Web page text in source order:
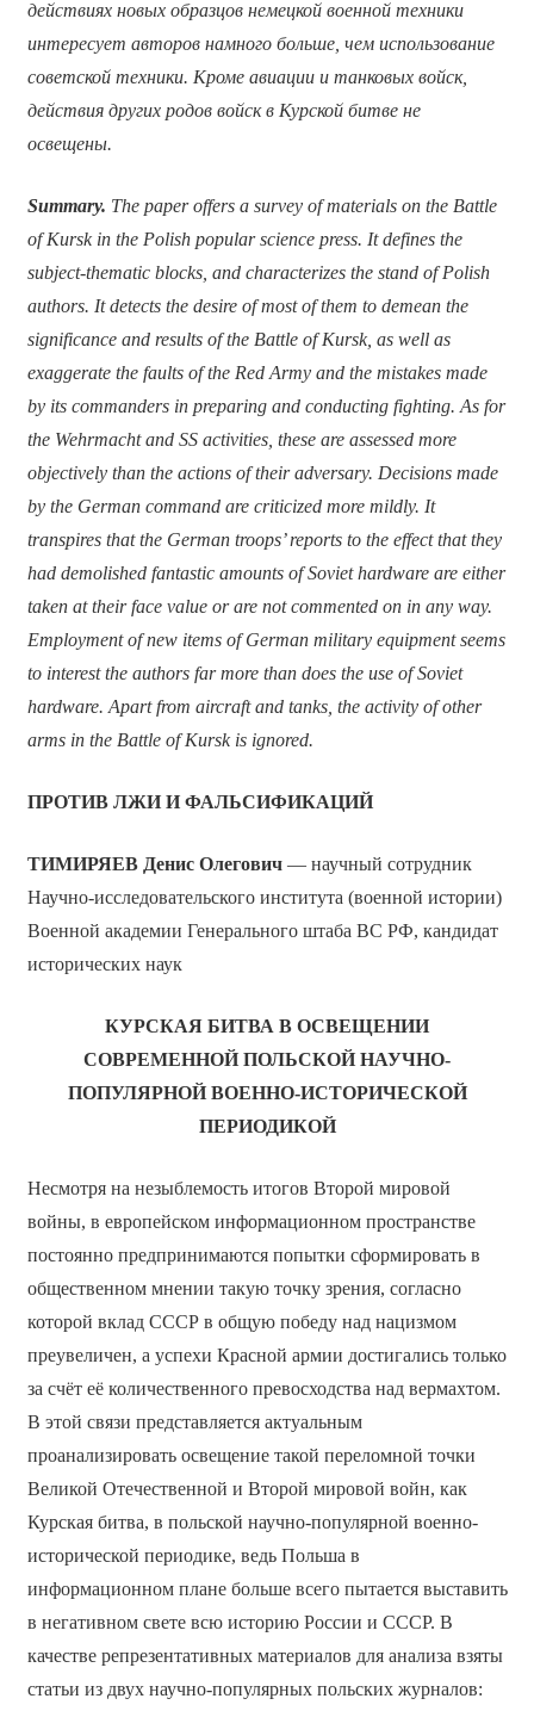
действиях новых образцов немецкой военной техники
интересует авторов намного больше, чем использование
советской техники. Кроме авиации и танковых войск,
действия других родов войск в Курской битве не
освещены.
Summary. The paper offers a survey of materials on the Battle
of Kursk in the Polish popular science press. It defines the
subject-thematic blocks, and characterizes the stand of Polish
authors. It detects the desire of most of them to demean the
significance and results of the Battle of Kursk, as well as
exaggerate the faults of the Red Army and the mistakes made
by its commanders in preparing and conducting fighting. As for
the Wehrmacht and SS activities, these are assessed more
objectively than the actions of their adversary. Decisions made
by the German command are criticized more mildly. It
transpires that the German troops’ reports to the effect that they
had demolished fantastic amounts of Soviet hardware are either
taken at their face value or are not commented on in any way.
Employment of new items of German military equipment seems
to interest the authors far more than does the use of Soviet
hardware. Apart from aircraft and tanks, the activity of other
arms in the Battle of Kursk is ignored.
ПРОТИВ ЛЖИ И ФАЛЬСИФИКАЦИЙ
ТИМИРЯЕВ Денис Олегович— научный сотрудник
Научно-исследовательского института (военной истории)
Военной академии Генерального штаба ВС РФ, кандидат
исторических наук
КУРСКАЯ БИТВА В ОСВЕЩЕНИИ
СОВРЕМЕННОЙ ПОЛЬСКОЙ НАУЧНО-
ПОПУЛЯРНОЙ ВОЕННО-ИСТОРИЧЕСКОЙ
ПЕРИОДИКОЙ
Несмотря на незыблемость итогов Второй мировой
войны, в европейском информационном пространстве
постоянно предпринимаются попытки сформировать в
общественном мнении такую точку зрения, согласно
которой вклад СССР в общую победу над нацизмом
преувеличен, а успехи Красной армии достигались только
за счёт её количественного превосходства над вермахтом.
В этой связи представляется актуальным
проанализировать освещение такой переломной точки
Великой Отечественной и Второй мировой войн, как
Курская битва, в польской научно-популярной военно-
исторической периодике, ведь Польша в
информационном плане больше всего пытается выставить
в негативном свете всю историю России и СССР. В
качестве репрезентативных материалов для анализа взяты
статьи из двух научно-популярных польских журналов: